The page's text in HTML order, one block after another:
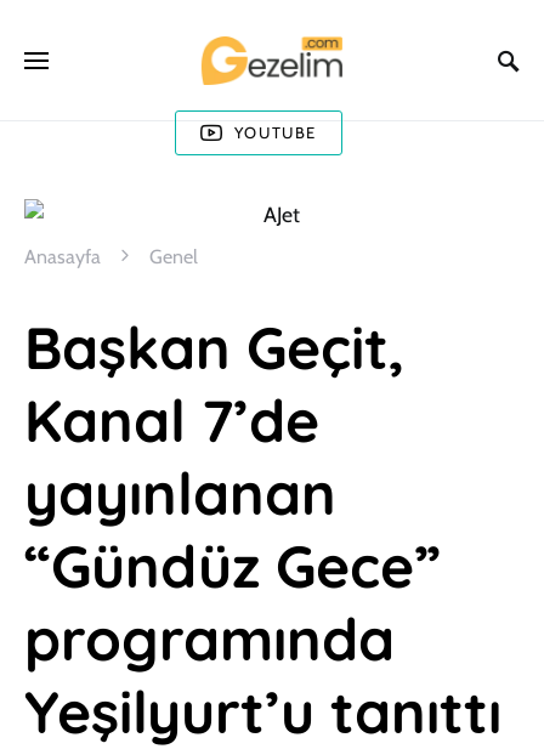
YOUTUBE
Anasayfa Genel
Başkan Geçit,
Kanal 7’de
yayınlanan
“Gündüz Gece”
programında
Yeşilyurt’u tanıttı